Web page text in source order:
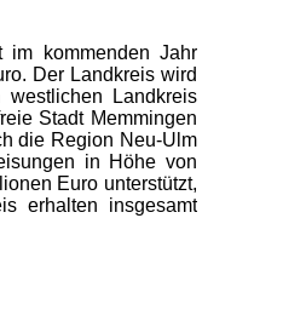
im kommenden Jahr
Der Landkreis wird
Landkreis
Stadt Memmingen
die Region Neu-Ulm
in Höhe von
Euro unterstützt,
erhalten insgesamt